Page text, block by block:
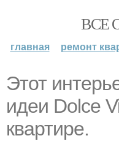
ВСЕ
главная ремонт
Этот
идеи Dolce
квартире.